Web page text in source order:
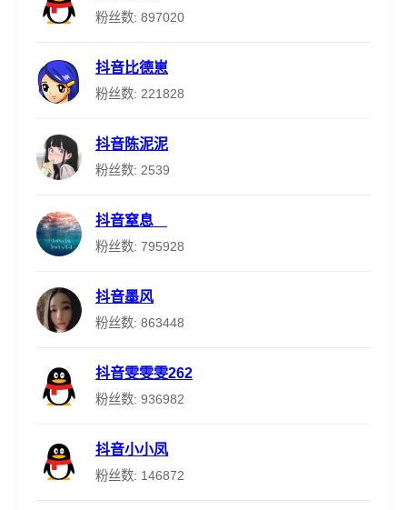
粉丝数: 897020
抖音比德崽
粉丝数: 221828
抖音陈泥泥
粉丝数: 2539
抖音窒息ㅤ
粉丝数: 795928
抖音墨风
粉丝数: 863448
抖音雯雯雯262
粉丝数: 936982
抖音小小凤
粉丝数: 146872